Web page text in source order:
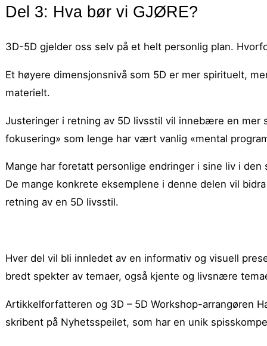
Del 3: Hva bør vi GJØRE?
3D-5D gjelder oss selv på et helt personlig plan.
Et høyere dimensjonsnivå som 5D er mer spirituelt,
materielt.
Justeringer i retning av 5D livsstil vil innebære en
fokusering» som lenge har vært vanlig «mental
Mange har foretatt personlige endringer i sine liv i
De mange konkrete eksemplene i denne delen vil
retning av en 5D livsstil.
Hver del vil bli innledet av en informativ og visuell
bredt spekter av temaer, også kjente og livsnære
Artikkelforfatteren og 3D – 5D Workshop-arrangøren
skribent på Nyhetsspeilet, som har en unik